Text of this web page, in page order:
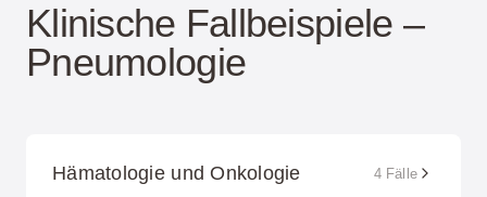
Klinische Fallbeispiele –
Pneumologie
Hämatologie und Onkologie 4 Fälle